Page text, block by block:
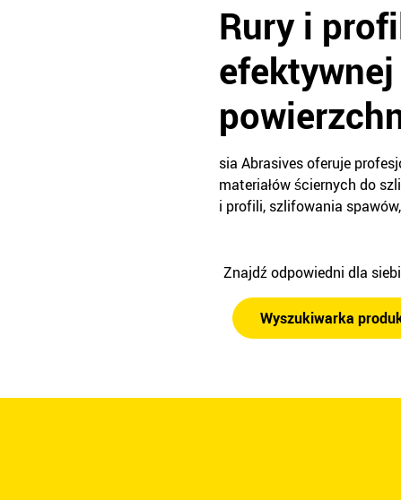
Rury i
sia Abrasives oferuje
materiałów ściernych do
i profili, szlifowania
Znajdź odpowiedni dla
Wyszukiwarka